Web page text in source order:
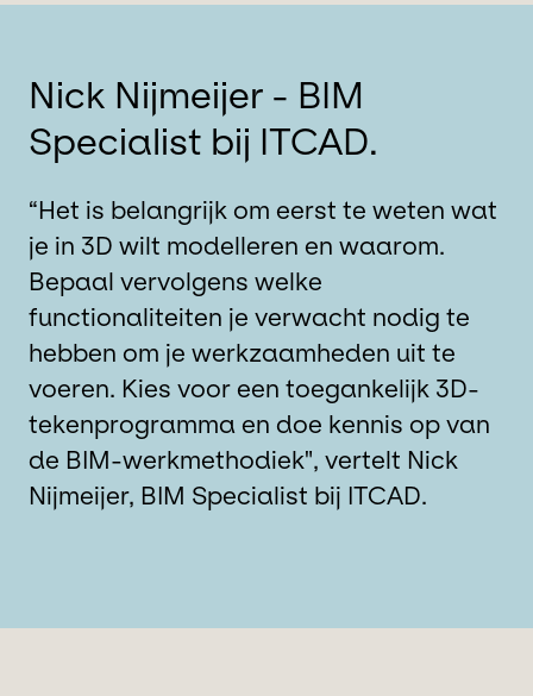
Nick Nijmeijer - BIM
Specialist bij ITCAD.
“Het is belangrijk om eerst te weten wat
je in 3D wilt modelleren en waarom.
Bepaal vervolgens welke
functionaliteiten je verwacht nodig te
hebben om je werkzaamheden uit te
voeren. Kies voor een toegankelijk 3D-
tekenprogramma en doe kennis op van
de BIM-werkmethodiek", vertelt Nick
Nijmeijer, BIM Specialist bij ITCAD.